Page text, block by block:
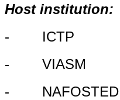
Host institution:
- ICTP
- VIASM
- NAFOSTED